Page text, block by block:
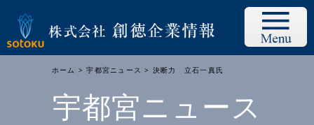
ホーム >宇都宮ニュース > 決断力 立石一真氏
宇都宮ニュース